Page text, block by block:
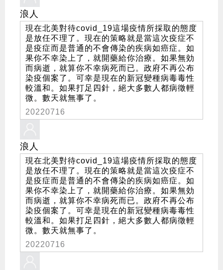
浪人
現在北美對待covid_19這場疫情所採取的態度
是放任不理了。現在的策略就是當這次疫症不
是疫症而是普通的不會傳染的疾病如癌症。如
果你不幸染上了，就開藥給你治療。如果無効
而病逝，就算你不幸病死而已。政府不再公布
染疫個案了。可幸是現在的新冠變種病毒毒性
較溫和。如果打足四針，絕大多數人都病徵輕
微。數天就無事了。
20220716
浪人
現在北美對待covid_19這場疫情所採取的態度
是放任不理了。現在的策略就是當這次疫症不
是疫症而是普通的不會傳染的疾病如癌症。如
果你不幸染上了，就開藥給你治療。如果無効
而病逝，就算你不幸病死而已。政府不再公布
染疫個案了。可幸是現在的新冠變種病毒毒性
較溫和。如果打足四針，絕大多數人都病徵輕
微。數天就無事了。
20220716